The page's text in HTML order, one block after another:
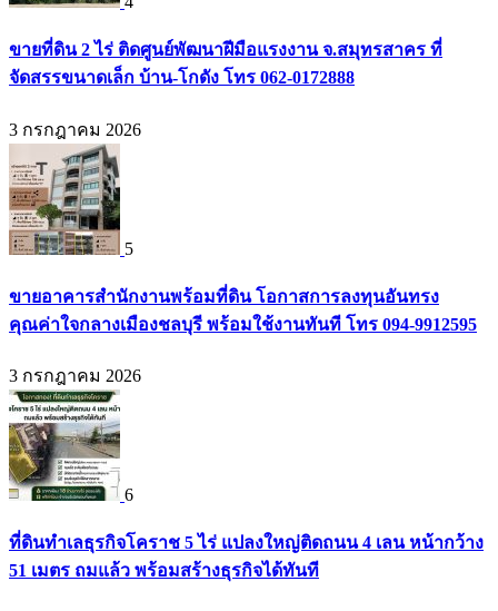
ขายที่ดิน 2 ไร่ ติดศูนย์พัฒนาฝีมือแรงงาน จ.สมุทรสาคร ที่
จัดสรรขนาดเล็ก บ้าน-โกดัง โทร 062-0172888
3 กรกฎาคม 2026
5
ขายอาคารสำนักงานพร้อมที่ดิน โอกาสการลงทุนอันทรง
คุณค่าใจกลางเมืองชลบุรี พร้อมใช้งานทันที โทร 094-9912595
3 กรกฎาคม 2026
6
ที่ดินทำเลธุรกิจโคราช 5 ไร่ แปลงใหญ่ติดถนน 4 เลน หน้ากว้าง
51 เมตร ถมแล้ว พร้อมสร้างธุรกิจได้ทันที